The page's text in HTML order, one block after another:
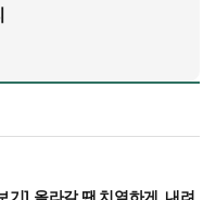
기] 올라갈 땐 치열하게, 내려